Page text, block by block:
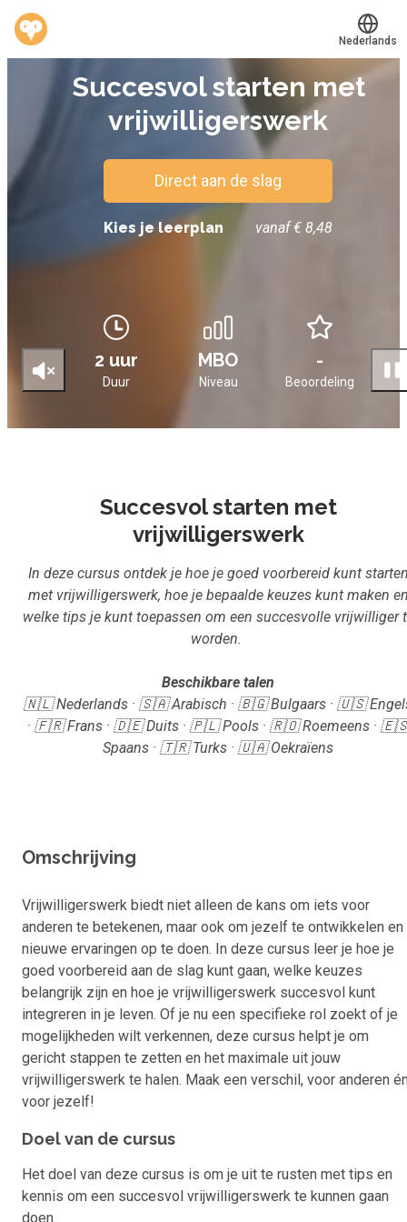
Werkvinders®
Bedrijven
Mijn leerplek
Meer
Translate
Nederlands
Succesvol starten met
vrijwilligerswerk
Direct aan de slag
Kies je leerplan vanaf € 8,48
2 uur MBO -
Duur Niveau Beoordeling
Succesvol starten met
vrijwilligerswerk
In deze cursus ontdek je hoe je goed voorbereid kunt
met vrijwilligerswerk, hoe je bepaalde keuzes kunt maken
welke tips je kunt toepassen om een succesvolle vrijwilliger
worden.
Beschikbare talen
🇳🇱 Nederlands · 🇸🇦 Arabisch · 🇧🇬 Bulgaars · 🇺🇸
· 🇫🇷 Frans · 🇩🇪 Duits · 🇵🇱 Pools · 🇷🇴 Roemeens ·
Spaans · 🇹🇷 Turks · 🇺🇦 Oekraïens
Omschrijving
Vrijwilligerswerk biedt niet alleen de kans om iets voor
anderen te betekenen, maar ook om jezelf te ontwikkelen en
nieuwe ervaringen op te doen. In deze cursus leer je hoe je
goed voorbereid aan de slag kunt gaan, welke keuzes
belangrijk zijn en hoe je vrijwilligerswerk succesvol kunt
integreren in je leven. Of je nu een specifieke rol zoekt of je
mogelijkheden wilt verkennen, deze cursus helpt je om
gericht stappen te zetten en het maximale uit jouw
vrijwilligerswerk te halen. Maak een verschil, voor anderen
voor jezelf!
Doel van de cursus
Het doel van deze cursus is om je uit te rusten met tips en
kennis om een succesvol vrijwilligerswerk te kunnen gaan
doen.